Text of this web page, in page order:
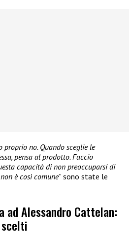
no. Quando sceglie le
pensa al prodotto. Faccio
capacità di non preoccuparsi di
è così comune” sono state le
ad Alessandro Cattelan: